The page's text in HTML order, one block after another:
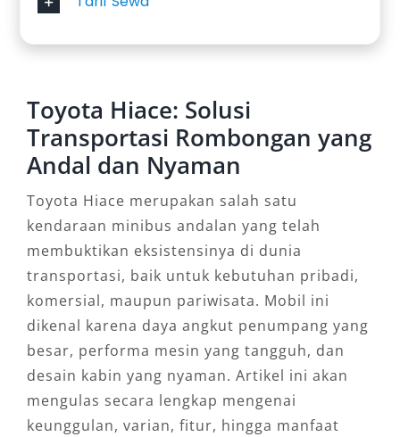
Toyota Hiace: Solusi
Transportasi Rombongan yang
Andal dan Nyaman
Toyota Hiace merupakan salah satu
kendaraan minibus andalan yang telah
membuktikan eksistensinya di dunia
transportasi, baik untuk kebutuhan pribadi,
komersial, maupun pariwisata. Mobil ini
dikenal karena daya angkut penumpang yang
besar, performa mesin yang tangguh, dan
desain kabin yang nyaman. Artikel ini akan
mengulas secara lengkap mengenai
keunggulan, varian, fitur, hingga manfaat